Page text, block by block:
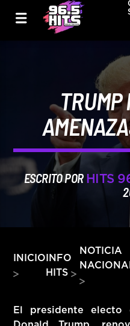
TRUMP
ESCRITO POR HITS
INICIO INFO
HITS
NOTICIA
El presidente electo